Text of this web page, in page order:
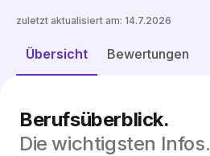
Übersicht Bewertungen
zuletzt aktualisiert am: 14.7.2026
Berufsüberblick.
Die wichtigsten Infos.